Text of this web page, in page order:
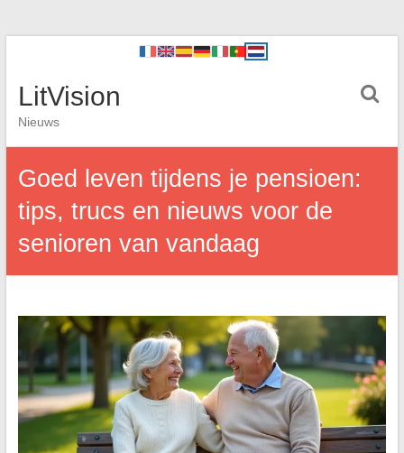
LitVision
Nieuws
Goed leven tijdens je pensioen:
tips, trucs en nieuws voor de
senioren van vandaag